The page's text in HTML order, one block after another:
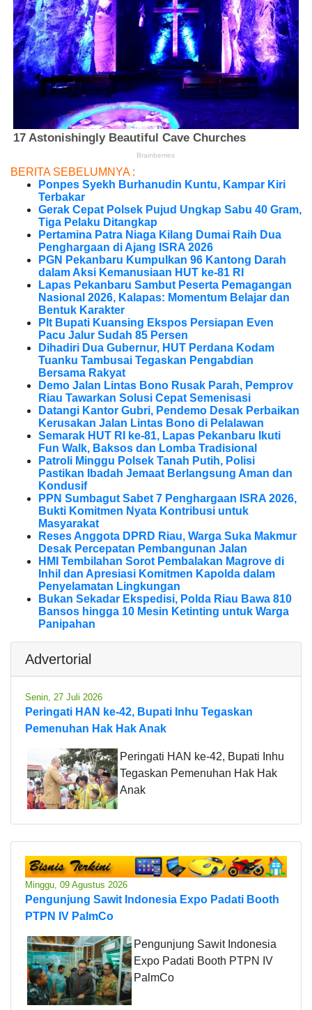
BERITA SEBELUMNYA :
Ponpes Syekh Burhanudin Kuntu, Kampar Kiri
Terbakar
Gerak Cepat Polsek Pujud Ungkap Sabu 40 Gram,
Tiga Pelaku Ditangkap
Pertamina Patra Niaga Kilang Dumai Raih Dua
Penghargaan di Ajang ISRA 2026
PGN Pekanbaru Kumpulkan 96 Kantong Darah
dalam Aksi Kemanusiaan HUT ke-81 RI
Lapas Pekanbaru Sambut Peserta Pemagangan
Nasional 2026, Kalapas: Momentum Belajar dan
Bentuk Karakter
Plt Bupati Kuansing Ekspos Persiapan Even
Pacu Jalur Sudah 85 Persen
Dihadiri Dua Gubernur, HUT Perdana Kodam
Tuanku Tambusai Tegaskan Pengabdian
Bersama Rakyat
Demo Jalan Lintas Bono Rusak Parah, Pemprov
Riau Tawarkan Solusi Cepat Semenisasi
Datangi Kantor Gubri, Pendemo Desak Perbaikan
Kerusakan Jalan Lintas Bono di Pelalawan
Semarak HUT RI ke-81, Lapas Pekanbaru Ikuti
Fun Walk, Baksos dan Lomba Tradisional
Patroli Minggu Polsek Tanah Putih, Polisi
Pastikan Ibadah Jemaat Berlangsung Aman dan
Kondusif
PPN Sumbagut Sabet 7 Penghargaan ISRA 2026,
Bukti Komitmen Nyata Kontribusi untuk
Masyarakat
Reses Anggota DPRD Riau, Warga Suka Makmur
Desak Percepatan Pembangunan Jalan
HMI Tembilahan Sorot Pembalakan Magrove di
Inhil dan Apresiasi Komitmen Kapolda dalam
Penyelamatan Lingkungan
Bukan Sekadar Ekspedisi, Polda Riau Bawa 810
Bansos hingga 10 Mesin Ketinting untuk Warga
Panipahan
Advertorial
Senin, 27 Juli 2026
Peringati HAN ke-42, Bupati Inhu Tegaskan
Pemenuhan Hak Hak Anak
Peringati HAN ke-42, Bupati Inhu
Tegaskan Pemenuhan Hak Hak
Anak
Minggu, 09 Agustus 2026
Pengunjung Sawit Indonesia Expo Padati Booth
PTPN IV PalmCo
Pengunjung Sawit Indonesia
Expo Padati Booth PTPN IV
PalmCo